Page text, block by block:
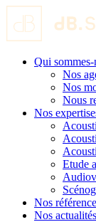
Qui sommes-
Nos
Nos
Nous
Nos
Etude
Nos
Nos actualités